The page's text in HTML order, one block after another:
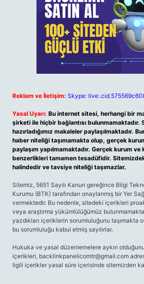
Reklam ve İletişim: Skype:
Yasal Uyarı: Bu internet sitesi, herhangi bir
şirketi ile hiçbir bağlantısı bulunmamaktadır.
hazırladığımız makaleler paylaşılmaktadır.
haber niteliği taşımamakta olup, gerçek
paylaşım yapılmamaktadır. Gerçek kurum ve
benzerlikleri tamamen tesadüfidir.
halindedir ve tavsiye niteliği taşımazlar.
Sitemiz, 5651 Sayılı Kanun gereğince Bilgi
Kurumu (BTK) tarafından onaylanmış bir Yer
vermektedir. Bu nedenle, sitedeki içerikleri
veya araştırma yükümlülüğümüz
yazdıkları içeriklerin sorumluluğunu taşımakta
bu sorumluluğu kabul etmiş sayılırlar.
Hukuka ve yasal düzenlemelere aykırı
içerikleri, backlinkpanelicomtr@gmail.com
ilgili içerikler yasal süre içerisinde sitemizden